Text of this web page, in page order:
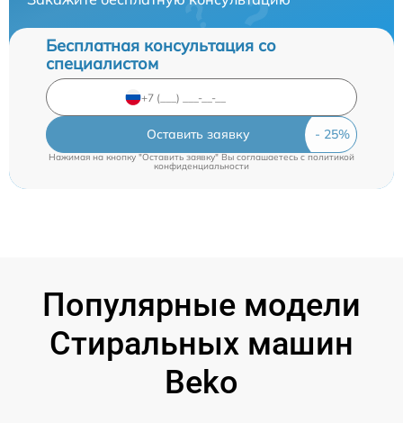
Бесплатная консультация со
специалистом
Оставить заявку
Нажимая на кнопку "Оставить заявку" Вы соглашаетесь c политикой
конфиденциальности
Популярные модели
Стиральных машин
Beko